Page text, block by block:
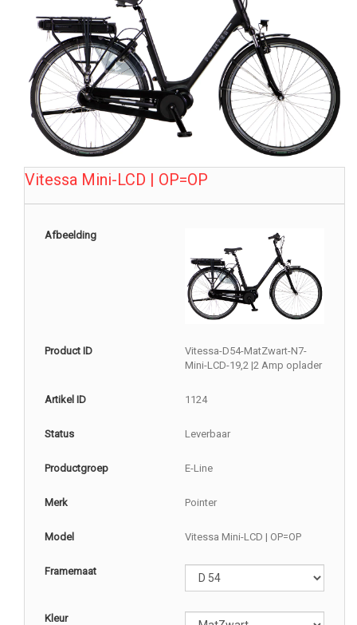
Vitessa Mini-LCD | OP=OP
Afbeelding
Product ID
Vitessa-D54-MatZwart-N7-
Mini-LCD-19,2 |2 Amp oplader
Artikel ID 1124
Status Leverbaar
Productgroep E-Line
Merk Pointer
Model Vitessa Mini-LCD | OP=OP
Framemaat
Kleur